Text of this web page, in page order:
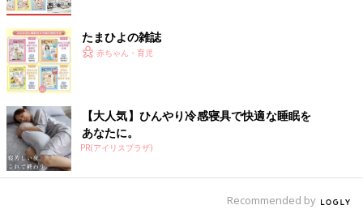
たまひよの雑誌
赤ちゃん・育児
【大人気】ひんやり冷感寝具で快適な睡眠を
あなたに。
PR(アイリスプラザ)
Recommended by